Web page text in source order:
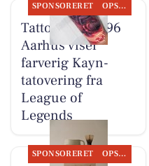
SPONSORERET OPSLAGSTAVLEN
Tattoo Studio 96
Aarhus viser
farverig Kayn-
tatovering fra
League of
Legends
SPONSORERET OPSLAGSTAVLEN